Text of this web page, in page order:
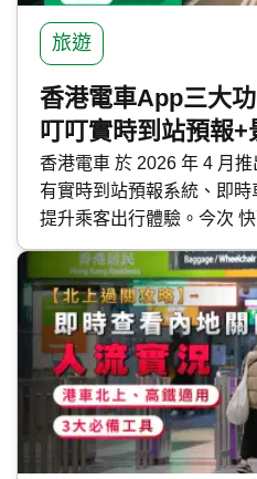
旅遊
香港電車App三大功
叮叮實時到站預報+
香港電車 於 2026 年 4 月
有實時到站預報系統、即
提升乘客出行體驗。今次
手機 App 的各大功能及下
勤的市民與遊客。